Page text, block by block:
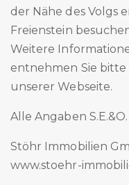
der Nähe des Volgs
Freienstein
Weitere
entnehmen Sie
unserer Webseite.
Alle Angaben S.E.&O.
Stöhr Immobilien
www.stoehr-